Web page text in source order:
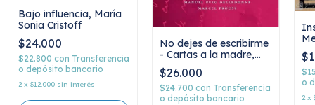
Bajo influencia, María
Sonia Cristoff
$24.000
$22.800 con Transferencia
o depósito bancario
2 x $12.000 sin interés
No dejes de escribirme
- Cartas a la madre,
AAVV
$26.000
$24.700con Transferencia
o depósito bancario
o
2 x